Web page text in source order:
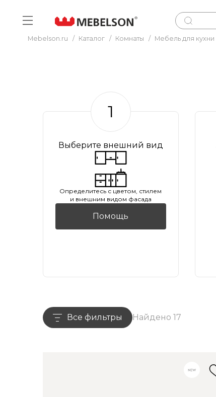
Mebelson.ru / Каталог / Комнаты / Мебель для кухни
1
Выберите внешний вид
Oпределитесь с цветом, стилем
и внешним видом фасада
Помощь
Все фильтры Найдено 17